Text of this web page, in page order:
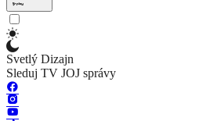
Svetlý Dizajn
Sleduj TV JOJ správy